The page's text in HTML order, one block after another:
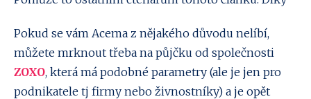
Pokud se vám Acema z nějakého důvodu nelíbí,
můžete mrknout třeba na půjčku od společnosti
ZOXO, která má podobné parametry (ale je jen pro
podnikatele tj firmy nebo živnostníky) a je opět